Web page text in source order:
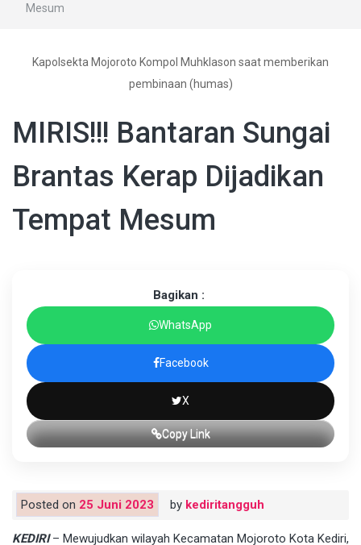
Mesum
Kapolsekta Mojoroto Kompol Muhklason saat memberikan
pembinaan (humas)
MIRIS!!! Bantaran Sungai
Brantas Kerap Dijadikan
Tempat Mesum
Bagikan :
WhatsApp
Facebook
X
Copy Link
Posted on 25 Juni 2023 by kediritangguh
KEDIRI– Mewujudkan wilayah Kecamatan Mojoroto Kota Kediri,